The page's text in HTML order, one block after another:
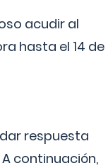
acudir al
hasta el 14 de
respuesta
continuación,